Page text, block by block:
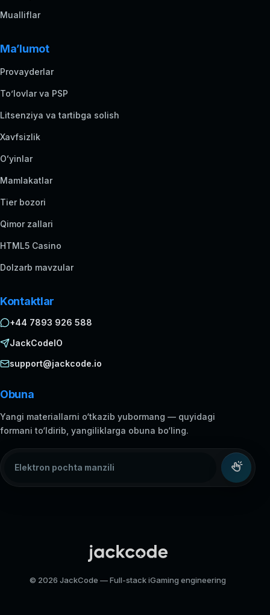
Mualliflar
Ma’lumot
Provayderlar
To’lovlar va PSP
Litsenziya va tartibga solish
Xavfsizlik
Oʻyinlar
Mamlakatlar
Tier bozori
Qimor zallari
HTML5 Casino
Dolzarb mavzular
Kontaktlar
+44 7893 926 588
JackCodeIO
support@jackcode.io
Obuna
Yangi materiallarni o‘tkazib yubormang — quyidagi
formani to‘ldirib, yangiliklarga obuna bo‘ling.
© 2026 JackCode — Full-stack iGaming engineering